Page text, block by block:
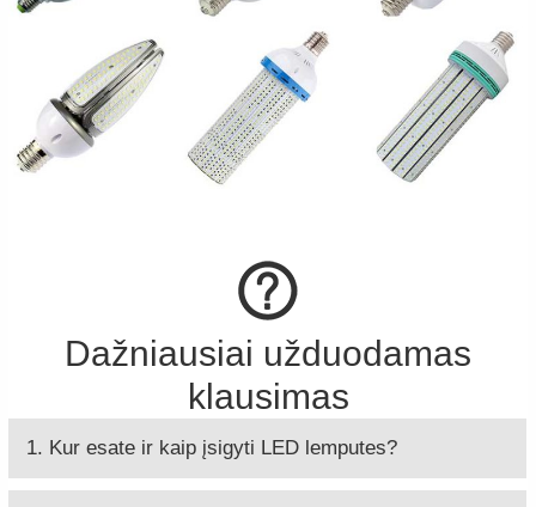
Dažniausiai užduodamas
klausimas
1. Kur esate ir kaip įsigyti LED lemputes?